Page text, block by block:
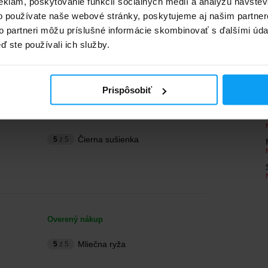
používate naše webové stránky, poskytujeme aj našim
partneri môžu príslušné informácie skombinovať s ďalšími
ste používali ich služby.
Prispôsobiť
5 z 5 Čierna sušienka
Overený nákup
5 z 5 Mliečna ryža